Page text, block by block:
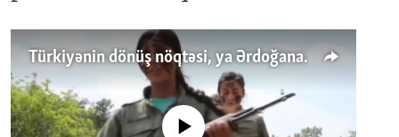
Türkiyənin dönüş nöqtəsi, ya Ərdoğana üçüncü şans: PKK ilə qəfil barışıq nə deməkdir?
No media source currently available